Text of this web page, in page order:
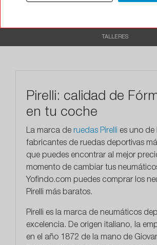
CARACTERÍSTICAS
TALLERES
Pirelli: calidad de
en tu coche
La marca de ruedas Pirelli es uno de
fabricantes de ruedas deportivas
que puedes encontrar al mejor
momento de cambiar tus
Yofindo.com puedes comprar los
Pirelli más baratos.
Pirelli es la marca de neumáticos
excelencia. De origen italiano, la
en el año 1872 de la mano de